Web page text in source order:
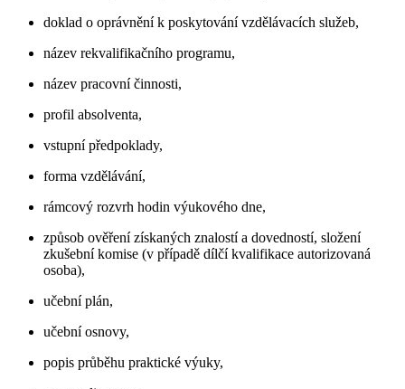
doklad o oprávnění k poskytování vzdělávacích služeb,
název rekvalifikačního programu,
název pracovní činnosti,
profil absolventa,
vstupní předpoklady,
forma vzdělávání,
rámcový rozvrh hodin výukového dne,
způsob ověření získaných znalostí a dovedností, složení
zkušební komise (v případě dílčí kvalifikace autorizovaná
osoba),
učební plán,
učební osnovy,
popis průběhu praktické výuky,